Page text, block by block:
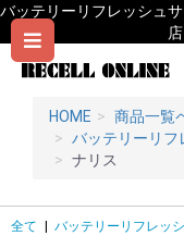
バッテリーリフレッシュ
店
HOME
商品一覧
バッテリーリフ
ナリス
全て バッテリーリフレッ